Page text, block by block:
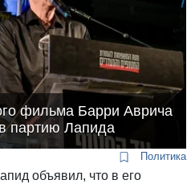
фильма Барри Аврича
партию Лапида
Политика
объявил, что в его